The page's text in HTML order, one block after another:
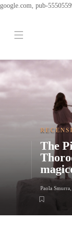
google.com, pub-
The
Paola Smurra